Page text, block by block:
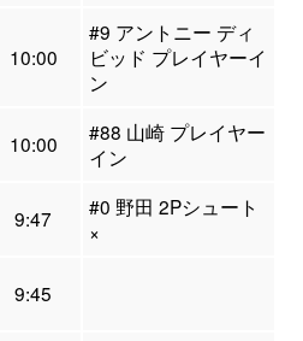
10:00
#9 アントニー ディ
ビッド プレイヤーイ
ン
10:00
#88 山崎 プレイヤー
イン
9:47
#0 野田 2Pシュート
×
9:45